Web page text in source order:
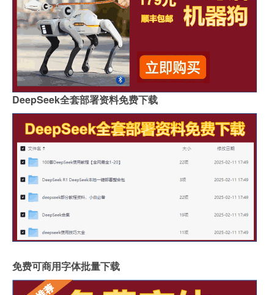
DeepSeek全套部署资料免费下载
免费可商用字体批量下载